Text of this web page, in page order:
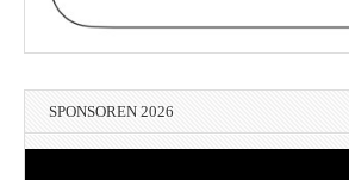
SPONSOREN 2026